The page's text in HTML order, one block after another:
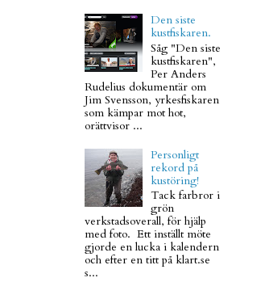
Den siste
kustfiskaren.
Såg "Den siste
kustfiskaren",
Per Anders
Rudelius dokumentär om
Jim Svensson, yrkesfiskaren
som kämpar mot hot,
orättvisor ...
Personligt
rekord på
kustöring!
Tack farbror i
grön
verkstadsoverall, för hjälp
med foto. Ett inställt möte
gjorde en lucka i kalendern
och efter en titt på klart.se
s...